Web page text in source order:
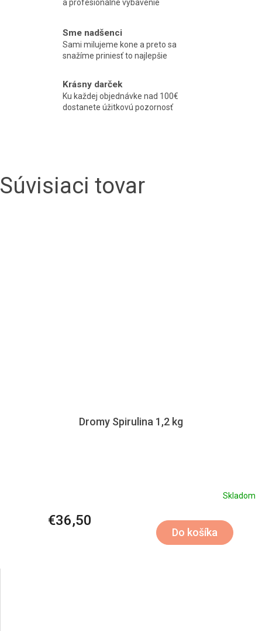
a profesionálne vybavenie
Sme nadšenci
Sami milujeme kone a preto sa
snažíme priniesť to najlepšie
Krásny darček
Ku každej objednávke nad 100€
dostanete úžitkovú pozornosť
Súvisiaci tovar
Dromy Spirulina 1,2 kg
Skladom
€36,50
Do košíka